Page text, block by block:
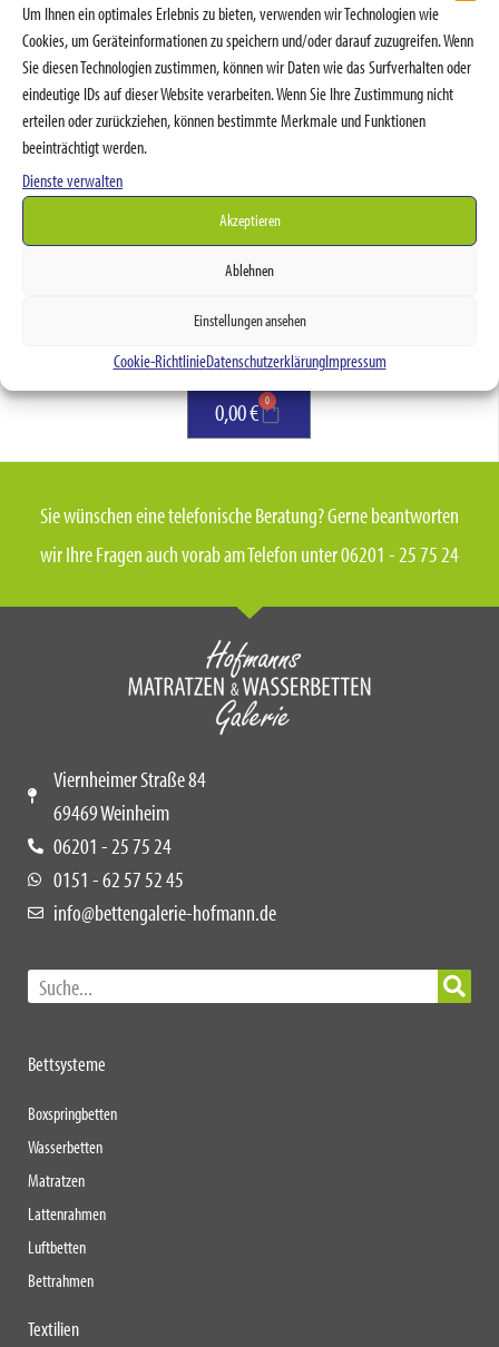
Um Ihnen ein optimales Erlebnis zu bieten, verwenden wir Technologien wie
Cookies, um Geräteinformationen zu speichern und/oder darauf zuzugreifen. Wenn
Sie diesen Technologien zustimmen, können wir Daten wie das Surfverhalten oder
eindeutige IDs auf dieser Website verarbeiten. Wenn Sie Ihre Zustimmung nicht
erteilen oder zurückziehen, können bestimmte Merkmale und Funktionen
beeinträchtigt werden.
Dienste verwalten
Akzeptieren
Ablehnen
Einstellungen ansehen
Cookie-RichtlinieDatenschutzerklärungImpressum
Wasserbett-Pflege
Suche
Suchen
0,00€ 0
Sie wünschen eine telefonische Beratung? Gerne beantworten
wir Ihre Fragen auch vorab am Telefon unter 06201 - 25 75 24
Viernheimer Straße 84
69469 Weinheim
06201 - 25 75 24
0151 - 62 57 52 45
info@bettengalerie-hofmann.de
Bettsysteme
Boxspringbetten
Wasserbetten
Matratzen
Lattenrahmen
Luftbetten
Bettrahmen
Textilien